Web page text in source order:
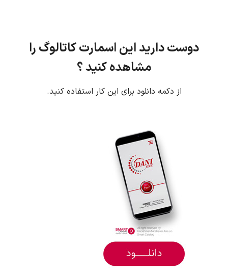
دوست دارید این اسمارت کاتالوگ را
مشاهده کنید ؟
از دکمه دانلود برای این کار استفاده کنید.